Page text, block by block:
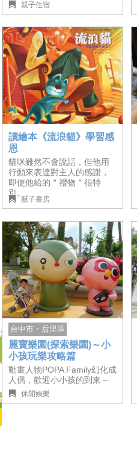
親子住宿
讀繪本《流浪貓》學習感
恩
貓咪雖然不會說話，但他用
行動來表達對主人的感謝，
即使他給的＂禮物＂很特
別。。
親子書房
台中市・后里區
麗寶樂園(探索樂園)～小
小孩玩樂攻略篇
動畫人物POPA Family幻化成
人偶，歡迎小小孩的到來～
休閒娛樂
親子就醬玩
加入我們
服務條款
隱私權政策